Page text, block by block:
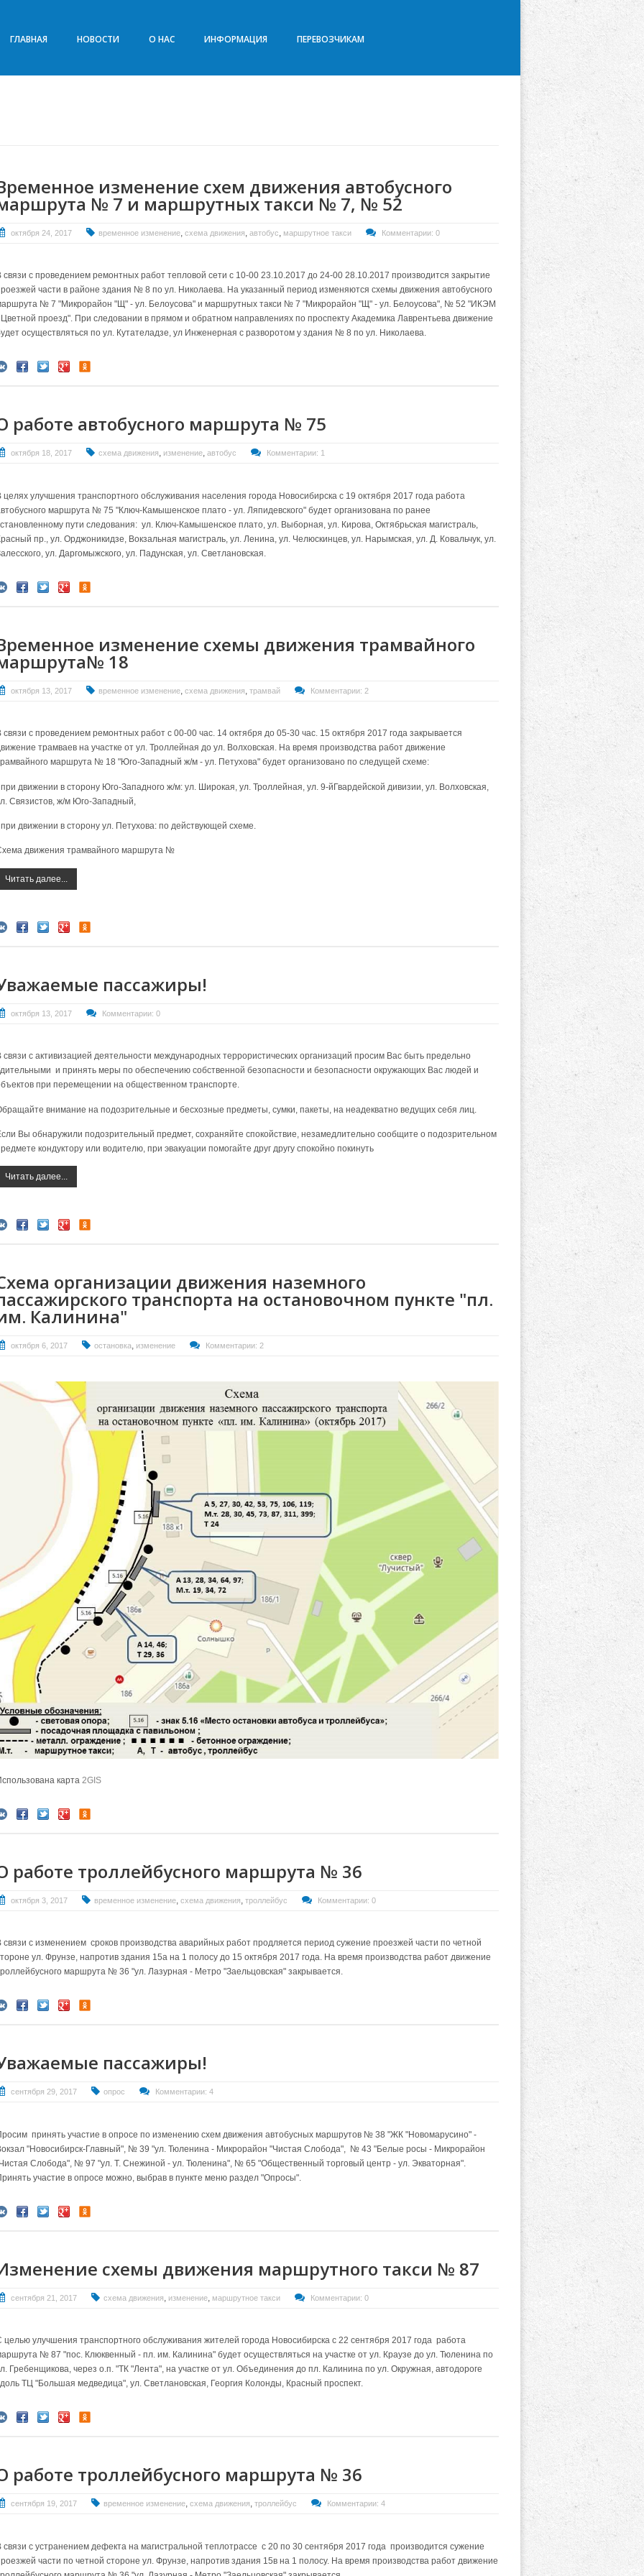
ГЛАВНАЯ НОВОСТИ О НАС ИНФОРМАЦИЯ ПЕРЕВОЗЧИКАМ
изменение схем движения автобусного
№ 7 и маршрутных такси № 7, № 52
октября 24, 2017 временное изменение, схема движения, автобус, маршрутное такси Комментарии: 0
связи с проведением ремонтных работ тепловой сети с 10-00 23.10.2017 до 24-00 28.10.2017 производится закрытие
части в районе здания № 8 по ул. Николаева. На указанный период изменяются схемы движения автобусного
№ 7 "Микрорайон "Щ" - ул. Белоусова" и маршрутных такси № 7 "Микрорайон "Щ" - ул. Белоусова", № 52 "ИКЭМ
проезд". При следовании в прямом и обратном направлениях по проспекту Академика Лаврентьева движение
осуществляться по ул. Кутателадзе, ул Инженерная с разворотом у здания № 8 по ул. Николаева.
работе автобусного маршрута № 75
октября 18, 2017 схема движения, изменение, автобус Комментарии: 1
целях улучшения транспортного обслуживания населения города Новосибирска с 19 октября 2017 года работа
маршрута № 75 "Ключ-Камышенское плато - ул. Ляпидевского" будет организована по ранее
пути следования: ул. Ключ-Камышенское плато, ул. Выборная, ул. Кирова, Октябрьская магистраль,
пр., ул. Орджоникидзе, Вокзальная магистраль, ул. Ленина, ул. Челюскинцев, ул. Нарымская, ул. Д. Ковальчук, ул.
ул. Даргомыжского, ул. Падунская, ул. Светлановская.
изменение схемы движения трамвайного
18
октября 13, 2017 временное изменение схема движения трамвай Комментарии: 2
связи с проведением ремонтных работ с 00-00 час. 14 октября до 05-30 час. 15 октября 2017 года закрывается
трамваев на участке от ул. Троллейная до ул. Волховская. На время производства работ движение
маршрута № 18 "Юго-Западный ж/м - ул. Петухова" будет организовано по следущей схеме:
движении в сторону Юго-Западного ж/м: ул. Широкая, ул. Троллейная, ул. 9-йГвардейской дивизии, ул. Волховская,
Связистов, ж/м Юго-Западный,
движении в сторону ул. Петухова: по действующей схеме.
движения трамвайного маршрута №
Читать далее...
пассажиры!
октября 13, 2017 Комментарии: 0
связи с активизацией деятельности международных террористических организаций просим Вас быть предельно
и принять меры по обеспечению собственной безопасности и безопасности окружающих Вас людей и
при перемещении на общественном транспорте.
внимание на подозрительные и бесхозные предметы, сумки, пакеты, на неадекватно ведущих себя лиц.
Вы обнаружили подозрительный предмет, сохраняйте спокойствие, незамедлительно сообщите о подозрительном
кондуктору или водителю, при эвакуации помогайте друг другу спокойно покинуть
Читать далее...
организации движения наземного
транспорта на остановочном пункте "пл.
Калинина"
октября 6, 2017 остановка, изменение Комментарии: 2
карта 2GIS
работе троллейбусного маршрута № 36
октября 3, 2017 временное изменение, схема движения, троллейбус Комментарии: 0
связи с изменением сроков производства аварийных работ продляется период сужение проезжей части по четной
ул. Фрунзе, напротив здания 15а на 1 полосу до 15 октября 2017 года. На время производства работ движение
маршрута № 36 "ул. Лазурная - Метро "Заельцовская" закрывается.
пассажиры!
сентября 29, 2017 опрос Комментарии: 4
принять участие в опросе по изменению схем движения автобусных маршрутов № 38 "ЖК "Новомарусино" -
"Новосибирск-Главный", № 39 "ул. Тюленина - Микрорайон "Чистая Слобода", № 43 "Белые росы - Микрорайон
Слобода", № 97 "ул. Т. Снежиной - ул. Тюленина", № 65 "Общественный торговый центр - ул. Экваторная".
участие в опросе можно, выбрав в пункте меню раздел "Опросы".
схемы движения маршрутного такси № 87
сентября 21, 2017 схема движения, изменение, маршрутное такси Комментарии: 0
целью улучшения транспортного обслуживания жителей города Новосибирска с 22 сентября 2017 года работа
№ 87 "пос. Клюквенный - пл. им. Калинина" будет осуществляться на участке от ул. Краузе до ул. Тюленина по
Гребенщикова, через о.п. "ТК "Лента", на участке от ул. Объединения до пл. Калинина по ул. Окружная, автодороге
ТЦ "Большая медведица", ул. Светлановская, Георгия Колонды, Красный проспект.
работе троллейбусного маршрута № 36
сентября 19, 2017 временное изменение, схема движения, троллейбус Комментарии: 4
связи с устранением дефекта на магистральной теплотрассе с 20 по 30 сентября 2017 года производится сужение
части по четной стороне ул. Фрунзе, напротив здания 15в на 1 полосу. На время производства работ движение